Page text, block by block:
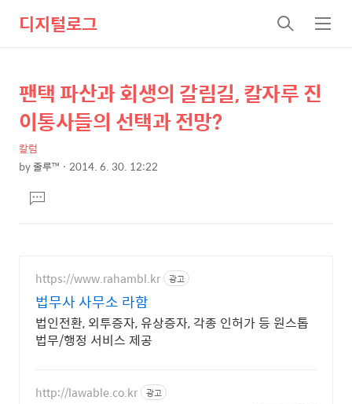
디지털로그
검
색
메
뉴
상
세
텐
본
문
제
목
팬택 파산과 회생의 갈림길, 칼자루 진
이통사들의 선택과 전망?
칼럼
by줄루™ 2014. 6. 30. 12:22
문댓
글
https://www.rahambl.kr 광고
법무사 사무소 라함
법인전환, 외투증자, 유상증자, 각종 인허가 등 원스톱
법무/행정 서비스 제공
http://lawable.co.kr 광고